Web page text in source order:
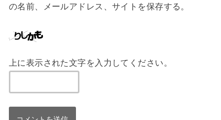
の名前、メールアドレス、サイトを保存する。
上に表示された文字を入力してください。